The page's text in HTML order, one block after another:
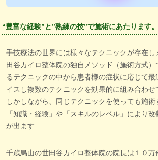
“豊富な経験”と”熟練の技”で施術にあたります。
手技療法の世界には様々なテクニックが存在
田谷カイロ整体院の独自メソッド（施術方式
るテクニックの中から患者様の症状に応じて最
イスし複数のテクニックを効果的に組み合わせ
しかしながら、同じテクニックを使っても施
「知識・経験」や「スキルのレベル」により
が出ます
千歳烏山の世田谷カイロ整体院の院長は１０